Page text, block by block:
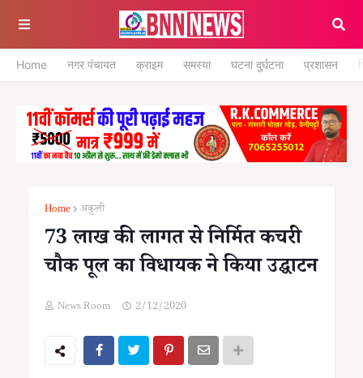
Home नगर पंचायत क्राइम समस्या घटना दुर्घटना प्रशासन
Home अकुली
73 लाख की लागत से निर्मित कचरी
चौक पूल का विधायक ने किया उद्घाटन
News Room 2/12/2020